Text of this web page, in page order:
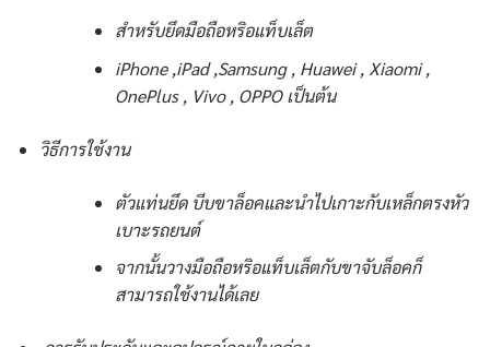
สำหรับยึดมือถือหริอแท็บเล็ต
iPhone ,iPad ,Samsung , Huawei , Xiaomi ,
OnePlus , Vivo , OPPO เป็นต้น
วิธีการใช้งาน
ตัวแท่นยึด บีบขาล็อคและนำไปเกาะกับเหล็กตรงหัว
เบาะรถยนต์
จากนั้นวางมือถือหริอแท็บเล็ตกับขาจับล็อคก็
สามารถใช้งานได้เลย